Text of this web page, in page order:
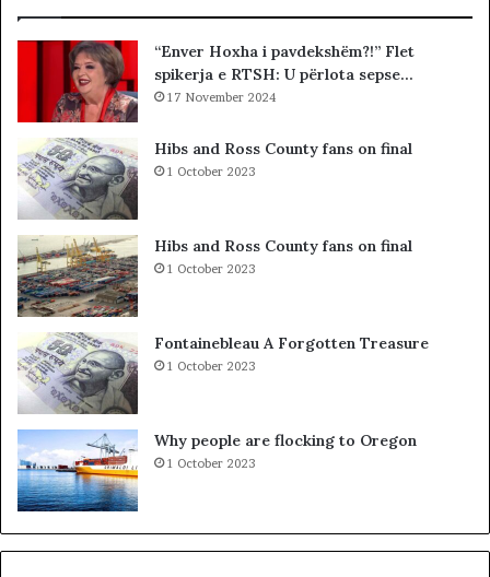
v
n
i
t
t
ë
K
s
o
v
ë
s
,
V
V
n
u
“Enver Hoxha i pavdekshëm?!” Flet
spikerja e RTSH: U përlota sepse…
17 November 2024
Hibs and Ross County fans on final
1 October 2023
Hibs and Ross County fans on final
1 October 2023
Fontainebleau A Forgotten Treasure
1 October 2023
Why people are flocking to Oregon
1 October 2023